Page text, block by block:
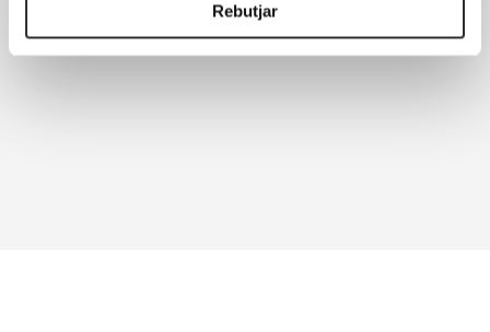
Rebutjar